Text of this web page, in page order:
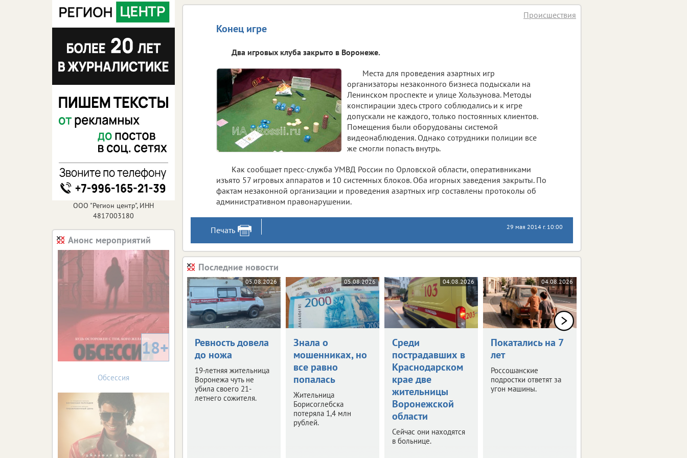
Конец игре
Происшествия
Два игровых клуба закрыто в Воронеже.
Места для проведения азартных игр
организаторы незаконного бизнеса подыскали на
Ленинском проспекте и улице Хользунова. Методы
конспирации здесь строго соблюдались и к игре
допускали не каждого, только постоянных клиентов.
Помещения были оборудованы системой
видеонаблюдения. Однако сотрудники полиции все
же смогли попасть внутрь.
Как сообщает пресс-служба УМВД России по Орловской области, оперативниками
изъято 57 игровых аппаратов и 10 системных блоков. Оба игорных заведения закрыты. По
фактам незаконной организации и проведения азартных игр составлены протоколы об
административном правонарушении.
Печать 29 мая 2014 г. 10:00
Последние новости
05.08.2026
Ревность довела
до ножа
19-летняя жительница
Воронежа чуть не
убила своего 21-
летнего сожителя.
05.08.2026
Знала о
мошенниках, но
все равно
попалась
Жительница
Борисоглебска
потеряла 1,4 млн
рублей.
04.08.2026
Среди
пострадавших в
Краснодарском
крае две
жительницы
Воронежской
области
Сейчас они находятся
в больнице.
04.08.2026
Покатались на 7
лет
Россошанские
подростки ответят за
угон машины.
ООО "Регион центр", ИНН
4817003180
Анонс мероприятий
18+
Обсессия